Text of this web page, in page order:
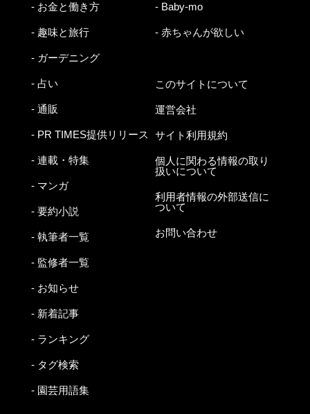
- お金と働き方
- 趣味と旅行
- ガーデニング
- 占い
- 通販
- PR TIMES提供リリース
- 連載・特集
- マンガ
- 要約小説
- 執筆者一覧
- 監修者一覧
- お知らせ
- 新着記事
- ランキング
- タグ検索
- 園芸用語集
- Baby-mo
- 赤ちゃんが欲しい
このサイトについて
運営会社
サイト利用規約
個人に関わる情報の取り
扱いについて
利用者情報の外部送信に
ついて
お問い合わせ